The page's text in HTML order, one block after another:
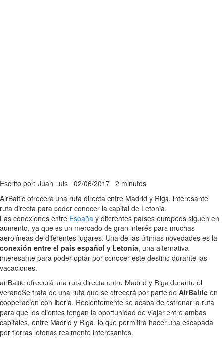
Escrito por: Juan Luis 02/06/2017 2 minutos
AirBaltic ofrecerá una ruta directa entre Madrid y Riga, interesante
ruta directa para poder conocer la capital de Letonia.
Las conexiones entre España y diferentes países europeos siguen en
aumento, ya que es un mercado de gran interés para muchas
aerolíneas de diferentes lugares. Una de las últimas novedades es la
conexión entre el país español y Letonia, una alternativa
interesante para poder optar por conocer este destino durante las
vacaciones.
airBaltic ofrecerá una ruta directa entre Madrid y Riga durante el
veranoSe trata de una ruta que se ofrecerá por parte de AirBaltic en
cooperación con Iberia. Recientemente se acaba de estrenar la ruta
para que los clientes tengan la oportunidad de viajar entre ambas
capitales, entre Madrid y Riga, lo que permitirá hacer una escapada
por tierras letonas realmente interesantes.